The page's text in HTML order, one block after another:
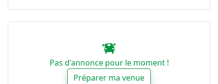
Pas d'annonce pour le moment !
Préparer ma venue